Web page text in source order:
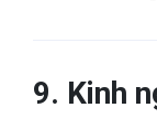
9. Kinh